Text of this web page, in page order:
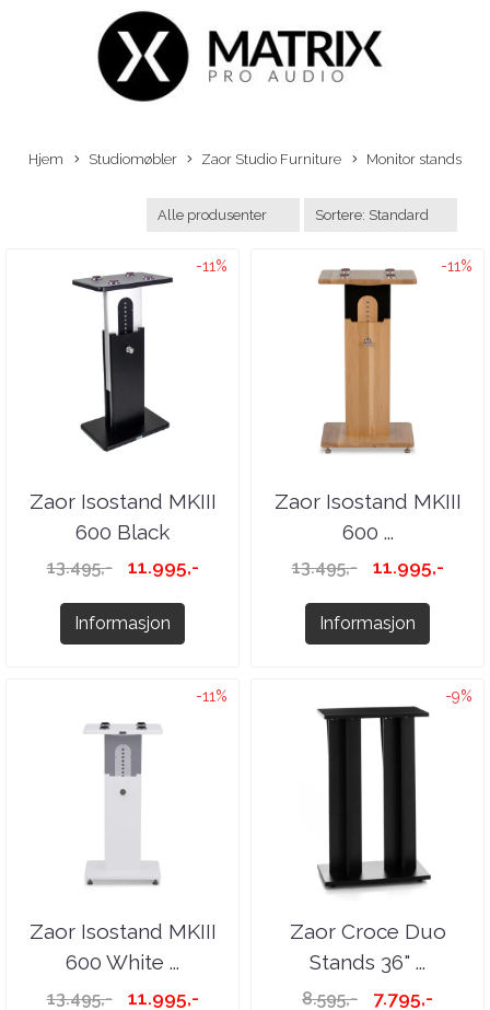
Hjem Studiomøbler Zaor Studio Furniture Monitor stands
-11%
Zaor Isostand MKIII
600 Black
13.495,- 11.995,-
Informasjon
-11%
Zaor Isostand MKIII
600 ...
13.495,- 11.995,-
Informasjon
-11%
Zaor Isostand MKIII
600 White ...
13.495,- 11.995,-
-9%
Zaor Croce Duo
Stands 36" ...
8.595,- 7.795,-